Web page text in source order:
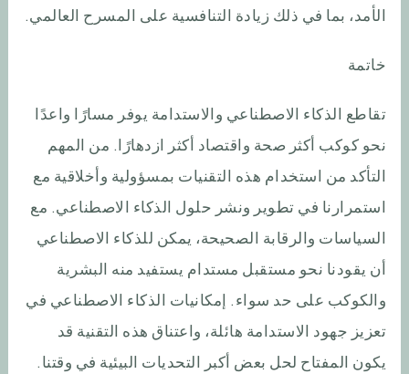
الأمد، بما في ذلك زيادة التنافسية على المسرح العالمي.
خاتمة
تقاطع الذكاء الاصطناعي والاستدامة يوفر مسارًا واعدًا
نحو كوكب أكثر صحة واقتصاد أكثر ازدهارًا. من المهم
التأكد من استخدام هذه التقنيات بمسؤولية وأخلاقية مع
استمرارنا في تطوير ونشر حلول الذكاء الاصطناعي. مع
السياسات والرقابة الصحيحة، يمكن للذكاء الاصطناعي
أن يقودنا نحو مستقبل مستدام يستفيد منه البشرية
والكوكب على حد سواء. إمكانيات الذكاء الاصطناعي في
تعزيز جهود الاستدامة هائلة، واعتناق هذه التقنية قد
يكون المفتاح لحل بعض أكبر التحديات البيئية في وقتنا.